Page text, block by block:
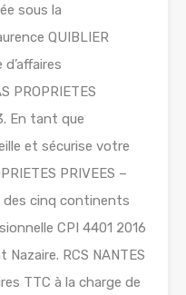
sous la
QUIBLIER
PROPRIETES
En tant que
et sécurise votre
PRIVEES –
des cinq continents
CPI 4401 2016
RCS NANTES
TTC à la charge de